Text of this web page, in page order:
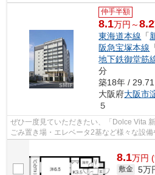
仲手半額
8.1万円～8.2
東海道本線 「
阪急宝塚本線
地下鉄御堂筋
分
築18年 /
大阪府大阪市
５
ぜひ一度見ていただきたい、「Dolce Vita
ごみ置き場・エレベータ2基など様々な設
8.1万円
敷金 5万